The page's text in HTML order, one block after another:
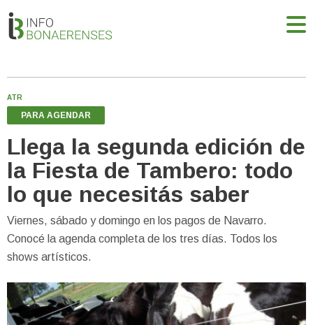
ATR
PARA AGENDAR
Llega la segunda edición de
la Fiesta de Tambero: todo
lo que necesitás saber
Viernes, sábado y domingo en los pagos de Navarro.
Conocé la agenda completa de los tres días. Todos los
shows artísticos.